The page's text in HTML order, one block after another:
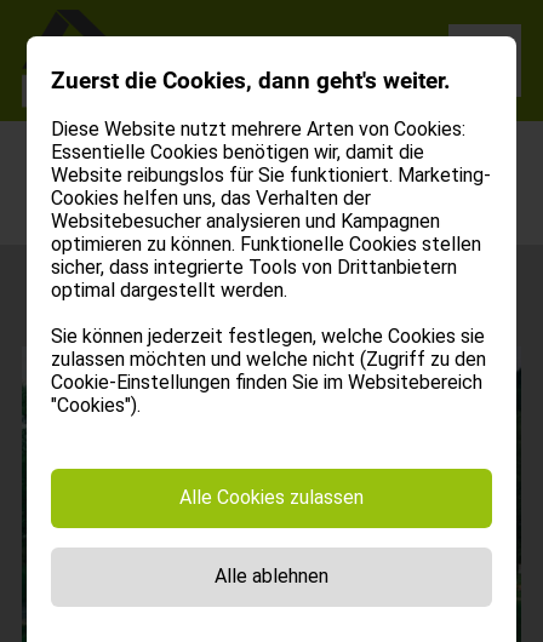
Zuerst die Cookies, dann geht's weiter.
Diese Website nutzt mehrere Arten von Cookies:
Essentielle Cookies benötigen wir, damit die
Website reibungslos für Sie funktioniert. Marketing-
Cookies helfen uns, das Verhalten der
Websitebesucher analysieren und Kampagnen
optimieren zu können. Funktionelle Cookies stellen
sicher, dass integrierte Tools von Drittanbietern
optimal dargestellt werden.
Sie können jederzeit festlegen, welche Cookies sie
zulassen möchten und welche nicht (Zugriff zu den
Cookie-Einstellungen finden Sie im Websitebereich
"Cookies").
Alle Cookies zulassen
Alle ablehnen